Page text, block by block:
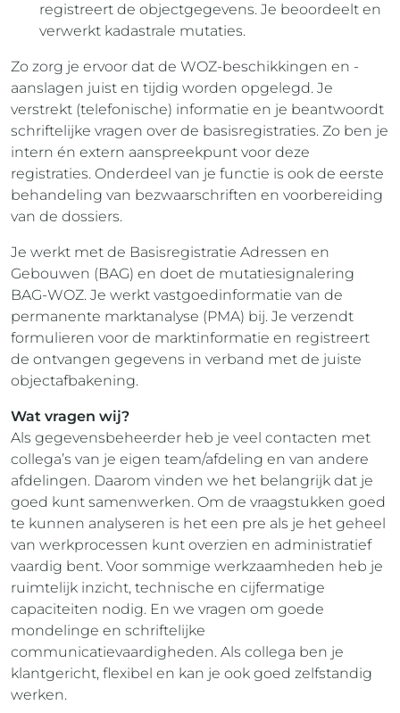
registreert de objectgegevens. Je beoordeelt en
verwerkt kadastrale mutaties.
Zo zorg je ervoor dat de WOZ-beschikkingen en -
aanslagen juist en tijdig worden opgelegd. Je
verstrekt (telefonische) informatie en je beantwoordt
schriftelijke vragen over de basisregistraties. Zo ben je
intern én extern aanspreekpunt voor deze
registraties. Onderdeel van je functie is ook de eerste
behandeling van bezwaarschriften en voorbereiding
van de dossiers.
Je werkt met de Basisregistratie Adressen en
Gebouwen (BAG) en doet de mutatiesignalering
BAG-WOZ. Je werkt vastgoedinformatie van de
permanente marktanalyse (PMA) bij. Je verzendt
formulieren voor de marktinformatie en registreert
de ontvangen gegevens in verband met de juiste
objectafbakening.
Wat vragen wij?
Als gegevensbeheerder heb je veel contacten met
collega’s van je eigen team/afdeling en van andere
afdelingen. Daarom vinden we het belangrijk dat je
goed kunt samenwerken. Om de vraagstukken goed
te kunnen analyseren is het een pre als je het geheel
van werkprocessen kunt overzien en administratief
vaardig bent. Voor sommige werkzaamheden heb je
ruimtelijk inzicht, technische en cijfermatige
capaciteiten nodig. En we vragen om goede
mondelinge en schriftelijke
communicatievaardigheden. Als collega ben je
klantgericht, flexibel en kan je ook goed zelfstandig
werken.